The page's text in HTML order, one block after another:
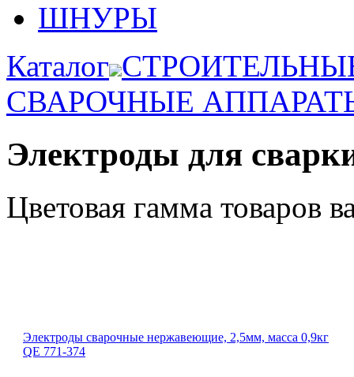
ШНУРЫ
Каталог
СВАРОЧНЫЕ
Электроды для
Цветовая гамма товаров
Электроды сварочные нержавеющие, 2,5мм, масса 0,9кг
QE 771-374